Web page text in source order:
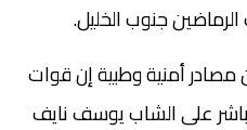
جنوب الخليل.
مصادر أمنية وطبية إن قوات
على الشاب يوسف نايف